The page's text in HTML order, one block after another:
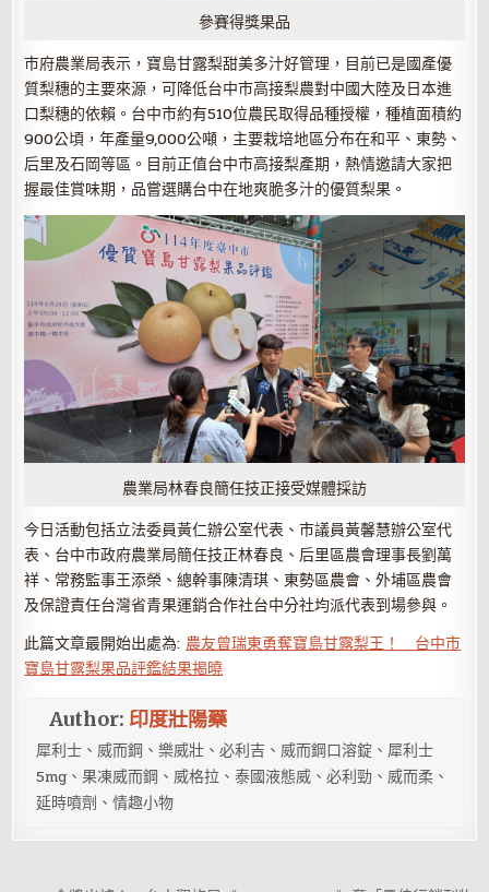
參賽得獎果品
市府農業局表示，寶島甘露梨甜美多汁好管理，目前已是國產優
質梨穗的主要來源，可降低台中市高接梨農對中國大陸及日本進
口梨穗的依賴。台中市約有510位農民取得品種授權，種植面積約
900公頃，年產量9,000公噸，主要栽培地區分布在和平、東勢、
后里及石岡等區。目前正值台中市高接梨產期，熱情邀請大家把
握最佳賞味期，品嘗選購台中在地爽脆多汁的優質梨果。
農業局林春良簡任技正接受媒體採訪
今日活動包括立法委員黃仁辦公室代表、市議員黃馨慧辦公室代
表、台中市政府農業局簡任技正林春良、后里區農會理事長劉萬
祥、常務監事王添榮、總幹事陳清琪、東勢區農會、外埔區農會
及保證責任台灣省青果運銷合作社台中分社均派代表到場參與。
此篇文章最開始出處為: 農友曾瑞東勇奪寶島甘露梨王！ 台中市
寶島甘露梨果品評鑑結果揭曉
Author: 印度壯陽藥
犀利士、威而鋼、樂威壯、必利吉、威而鋼口溶錠、犀利士
5mg、果凍威而鋼、威格拉、泰國液態威、必利勁、威而柔、
延時噴劑、情趣小物